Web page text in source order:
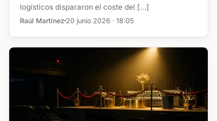
logísticos dispararon el coste del […]
Raúl Martínez 20 junio 2026 · 18:05